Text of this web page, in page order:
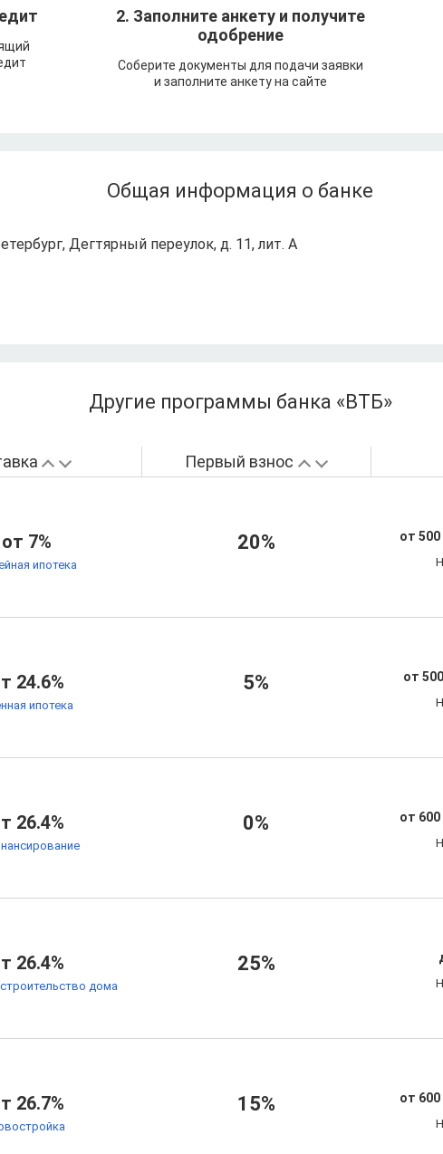
2. Заполните анкету и получите
одобрение
Соберите документы для подачи заявки
и заполните анкету на сайте
Общая информация о банке
Дегтярный переулок, д. 11, лит. А
Другие программы банка «ВТБ»
Первый взнос
от 7%
ипотека
20% от 500
24.6%
ипотека
5% от
26.4% 0% от 600
26.4%
дома
25%
26.7% 15% от 600